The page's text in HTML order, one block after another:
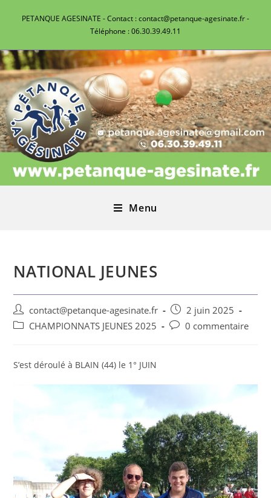
PETANQUE AGESINATE - Contact : contact@petanque-agesinate.fr -
Téléphone : 06.30.39.49.11
Menu
NATIONAL JEUNES
contact@petanque-agesinate.fr
2 juin 2025
CHAMPIONNATS JEUNES 2025
0 commentaire
S’est déroulé à BLAIN (44) le 1° JUIN